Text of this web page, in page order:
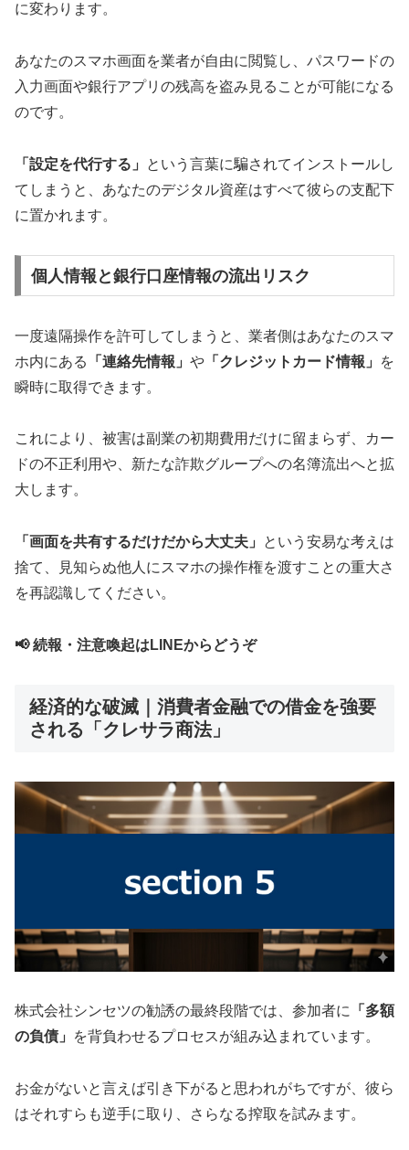
に変わります。
あなたのスマホ画面を業者が自由に閲覧し、パスワードの
入力画面や銀行アプリの残高を盗み見ることが可能になる
のです。
「設定を代行する」
という言葉に騙されてインストールし
てしまうと、あなたのデジタル資産はすべて彼らの支配下
に置かれます。
個人情報と銀行口座情報の流出リスク
一度遠隔操作を許可してしまうと、業者側はあなたのスマ
ホ内にある
「連絡先情報」 や 「クレジットカード情報」
を
瞬時に取得できます。
これにより、被害は副業の初期費用だけに留まらず、カー
ドの不正利用や、新たな詐欺グループへの名簿流出へと拡
大します。
「画面を共有するだけだから大丈夫」
という安易な考えは
捨て、見知らぬ他人にスマホの操作権を渡すことの重大さ
を再認識してください。
📢 続報・注意喚起はLINEからどうぞ
経済的な破滅｜消費者金融での借金を強要
される「クレサラ商法」
株式会社シンセツの勧誘の最終段階では、参加者に
「多額
の負債」
を背負わせるプロセスが組み込まれています。
お金がないと言えば引き下がると思われがちですが、彼ら
はそれすらも逆手に取り、さらなる搾取を試みます。